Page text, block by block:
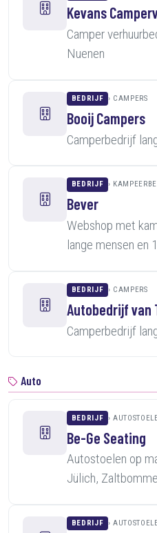
Kevans
Camper
Nuenen
BEDRIJF CAMPERS
Booij Campers
Camperbedrijf
BEDRIJF
Bever
Webshop met
lange mensen en
BEDRIJF CAMPERS
Autobedrijf van
Camperbedrijf
Auto
BEDRIJF
Be-Ge Seating
Autostoelen op
Jülich,
BEDRIJF